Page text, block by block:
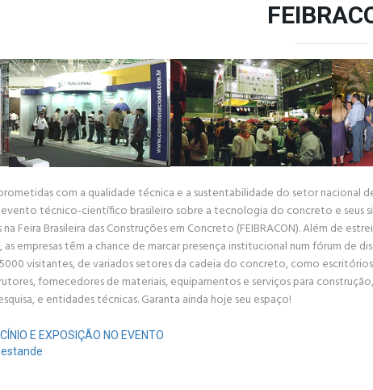
com a qualidade técnica e a sustentabilidade do setor nacional
evento técnico-científico brasileiro sobre a tecnologia do concreto e seus
Feira Brasileira das Construções em Concreto (FEIBRACON). Além de
empresas têm a chance de marcar presença institucional num fórum de
5000 visitantes, de variados setores da cadeia do concreto, como
fornecedores de materiais, equipamentos e serviços para
e entidades técnicas. Garanta ainda hoje seu espaço!
E EXPOSIÇÃO NO EVENTO